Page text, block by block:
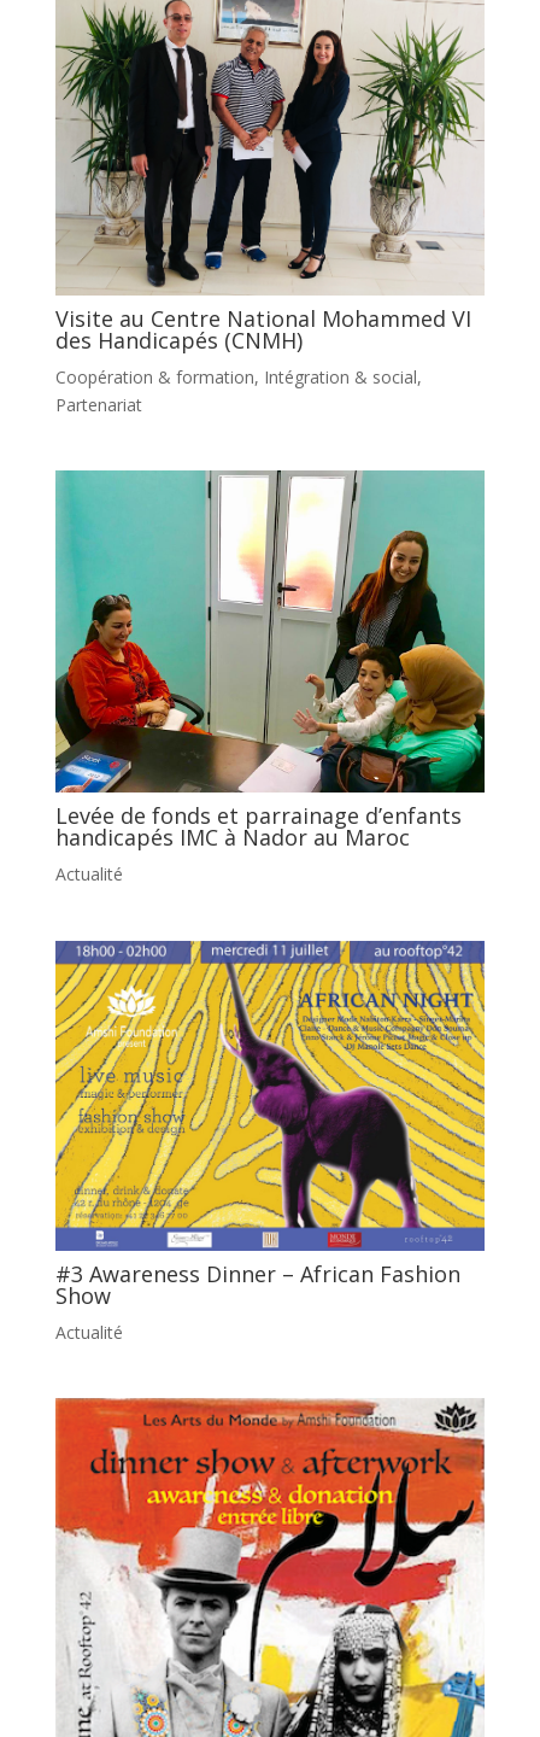
Visite au Centre National Mohammed VI
des Handicapés (CNMH)
Coopération & formation, Intégration & social,
Partenariat
Levée de fonds et parrainage d’enfants
handicapés IMC à Nador au Maroc
Actualité
#3 Awareness Dinner – African Fashion
Show
Actualité